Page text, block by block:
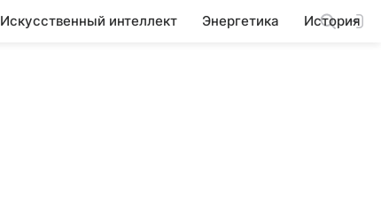
Искусственный интеллект Энергетика История